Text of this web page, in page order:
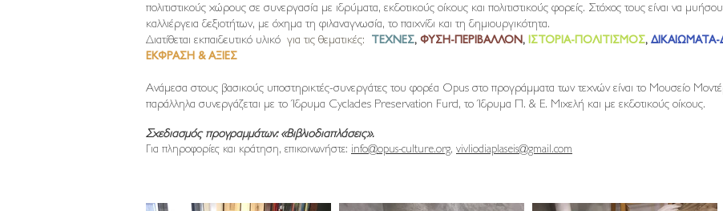
πολιτιστικούς χώρους σε συνεργασία με ιδρύματα, εκδοτικούς οίκους και πολιτιστικούς φορείς. Στόχος τους είναι να
καλλιέργεια δεξιοτήτων, με όχημα τη φιλαναγνωσία, το παιχνίδι και τη δημιουργικότητα.
Διατίθεται εκπαιδευτικό υλικό για τις θεματικές: ΤΕΧΝΕΣ, ΦΥΣΗ-ΠΕΡΙΒΑΛΛΟΝ, ΙΣΤΟΡΙΑ-ΠΟΛΙΤΙΣΜΟΣ,
ΕΚΦΡΑΣΗ & ΑΞΙΕΣ
Ανάμεσα στους βασικούς υποστηρικτές-συνεργάτες του φορέα Opus στο προγράμματα των τεχνών είναι το Μουσείο
παράλληλα συνεργάζεται με το Ίδρυμα Cyclades Preservation Furd, το Ίδρυμα Π. & Ε. Μιχελή και με εκδοτικούς οίκους.
Σχεδιασμός προγραμμάτων: «Βιβλιοδιαπλάσεις».
Για πληροφορίες και κράτηση, επικοινωνήστε: info@opus-culture.org, vivliodiaplaseis@gmail.com